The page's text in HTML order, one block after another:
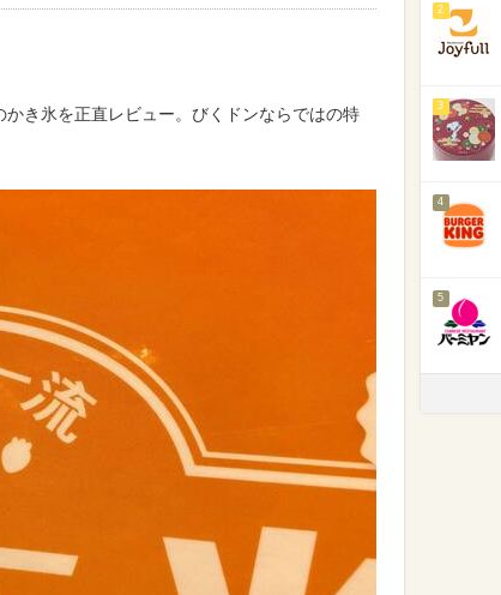
き氷を正直レビュー。びくドンならではの特
2
3
4
5